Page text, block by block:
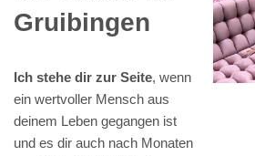
Gruibingen
Ich stehe dir zur Seite, wenn
ein wertvoller Mensch aus
deinem Leben gegangen ist
und es dir auch nach Monaten